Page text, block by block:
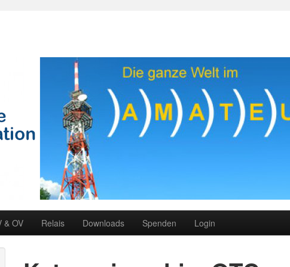
& OV Relais Downloads Spenden Login